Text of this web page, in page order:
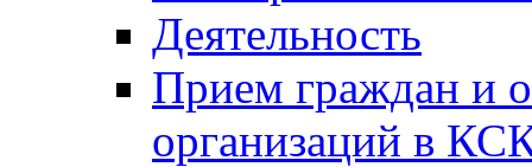
Деятельность
Прием граждан и
организаций в